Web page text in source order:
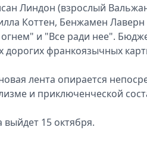
Линдон (взрослый
Коттен, Бенжамен
и "Все ради нее".
дорогих франкоязычных
лента опирается
и приключенческой
выйдет 15 октября.